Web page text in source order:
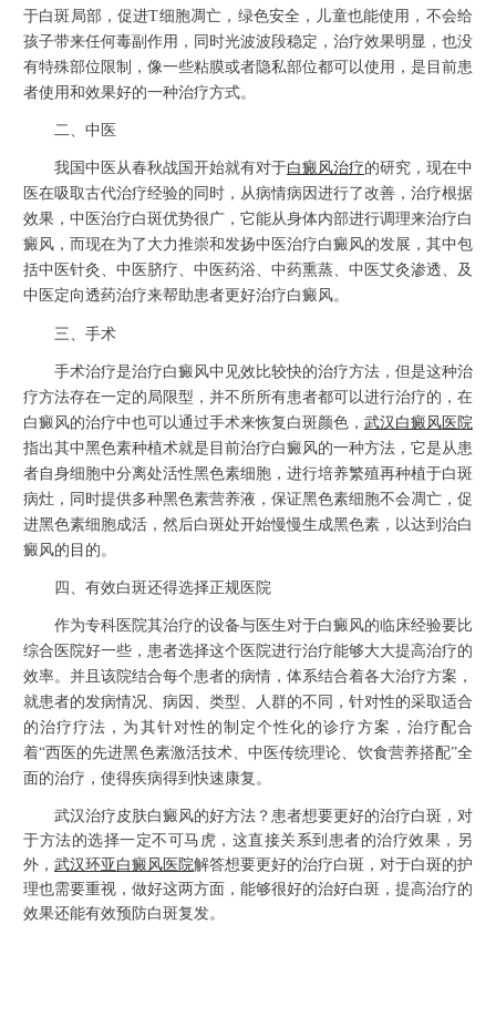
于白斑局部，促进T细胞凋亡，绿色安全，儿童也能使用，不会给
孩子带来任何毒副作用，同时光波波段稳定，治疗效果明显，也没
有特殊部位限制，像一些粘膜或者隐私部位都可以使用，是目前患
者使用和效果好的一种治疗方式。
二、中医
我国中医从春秋战国开始就有对于白癜风治疗的研究，现在中
医在吸取古代治疗经验的同时，从病情病因进行了改善，治疗根据
效果，中医治疗白斑优势很广，它能从身体内部进行调理来治疗白
癜风，而现在为了大力推崇和发扬中医治疗白癜风的发展，其中包
括中医针灸、中医脐疗、中医药浴、中药熏蒸、中医艾灸渗透、及
中医定向透药治疗来帮助患者更好治疗白癜风。
三、手术
手术治疗是治疗白癜风中见效比较快的治疗方法，但是这种治
疗方法存在一定的局限型，并不所所有患者都可以进行治疗的，在
白癜风的治疗中也可以通过手术来恢复白斑颜色， 武汉白癜风医院
指出其中黑色素种植术就是目前治疗白癜风的一种方法，它是从患
者自身细胞中分离处活性黑色素细胞，进行培养繁殖再种植于白斑
病灶，同时提供多种黑色素营养液，保证黑色素细胞不会凋亡，促
进黑色素细胞成活，然后白斑处开始慢慢生成黑色素，以达到治白
癜风的目的。
四、有效白斑还得选择正规医院
作为专科医院其治疗的设备与医生对于白癜风的临床经验要比
综合医院好一些，患者选择这个医院进行治疗能够大大提高治疗的
效率。并且该院结合每个患者的病情，体系结合着各大治疗方案，
就患者的发病情况、病因、类型、人群的不同，针对性的采取适合
的治疗疗法，为其针对性的制定个性化的诊疗方案，治疗配合
着“西医的先进黑色素激活技术、中医传统理论、饮食营养搭配”全
面的治疗，使得疾病得到快速康复。
武汉治疗皮肤白癜风的好方法？ 患者想要更好的治疗白斑，对
于方法的选择一定不可马虎，这直接关系到患者的治疗效果，另
外， 武汉环亚白癜风医院解答想要更好的治疗白斑，对于白斑的护
理也需要重视，做好这两方面，能够很好的治好白斑，提高治疗的
效果还能有效预防白斑复发。